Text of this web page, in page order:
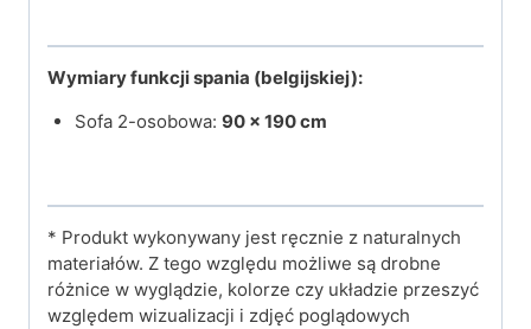
Wymiary funkcji spania (belgijskiej):
Sofa 2-osobowa: 90 × 190 cm
* Produkt wykonywany jest ręcznie z naturalnych
materiałów. Z tego względu możliwe są drobne
różnice w wyglądzie, kolorze czy układzie przeszyć
względem wizualizacji i zdjęć poglądowych